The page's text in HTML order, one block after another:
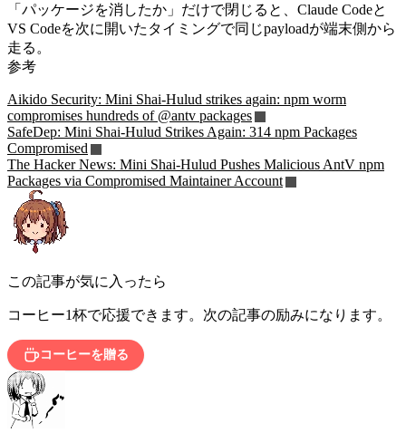
「パッケージを消したか」だけで閉じると、Claude Codeと
VS Codeを次に開いたタイミングで同じpayloadが端末側から
走る。
参考
Aikido Security: Mini Shai-Hulud strikes again: npm worm
compromises hundreds of @antv packages
SafeDep: Mini Shai-Hulud Strikes Again: 314 npm Packages
Compromised
The Hacker News: Mini Shai-Hulud Pushes Malicious AntV npm
Packages via Compromised Maintainer Account
この記事が気に入ったら
コーヒー1杯で応援できます。次の記事の励みになります。
コーヒーを贈る